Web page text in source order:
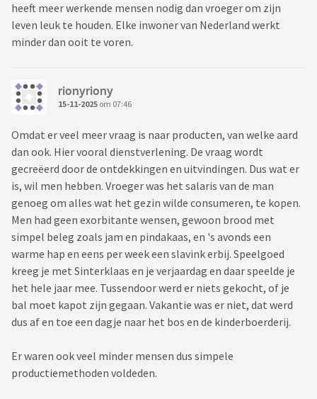
heeft meer werkende mensen nodig dan vroeger om zijn
leven leuk te houden. Elke inwoner van Nederland werkt
minder dan ooit te voren.
rionyriony
15-11-2025 om 07:46
Omdat er veel meer vraag is naar producten, van welke aard
dan ook. Hier vooral dienstverlening. De vraag wordt
gecreëerd door de ontdekkingen en uitvindingen. Dus wat er
is, wil men hebben. Vroeger was het salaris van de man
genoeg om alles wat het gezin wilde consumeren, te kopen.
Men had geen exorbitante wensen, gewoon brood met
simpel beleg zoals jam en pindakaas, en 's avonds een
warme hap en eens per week een slavink erbij. Speelgoed
kreeg je met Sinterklaas en je verjaardag en daar speelde je
het hele jaar mee. Tussendoor werd er niets gekocht, of je
bal moet kapot zijn gegaan. Vakantie was er niet, dat werd
dus af en toe een dagje naar het bos en de kinderboerderij.
Er waren ook veel minder mensen dus simpele
productiemethoden voldeden.